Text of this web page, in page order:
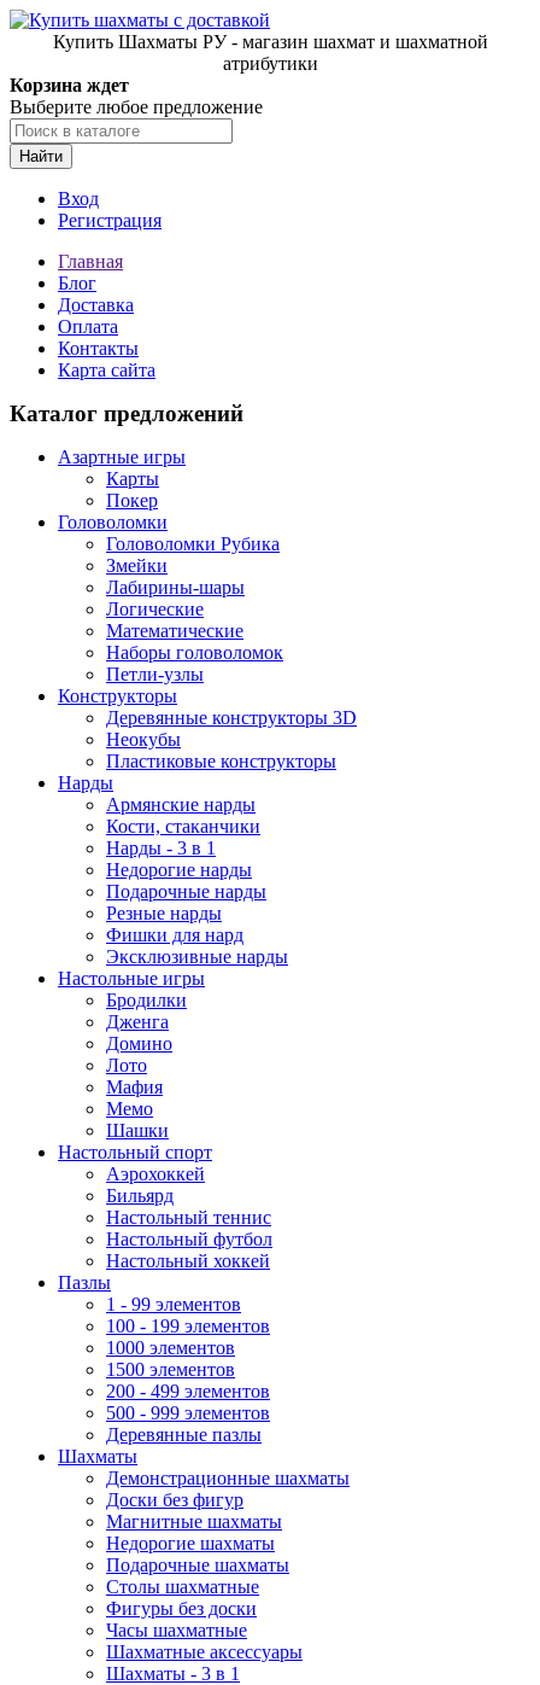
Купить Шахматы РУ - магазин шахмат и шахматной
атрибутики
Корзина ждет
Выберите любое предложение
Найти
Вход
Регистрация
Главная
Блог
Доставка
Оплата
Контакты
Карта сайта
Каталог предложений
Азартные игры
Карты
Покер
Головоломки
Головоломки Рубика
Змейки
Лабирины-шары
Логические
Математические
Наборы головоломок
Петли-узлы
Конструкторы
Деревянные конструкторы 3D
Неокубы
Пластиковые конструкторы
Нарды
Армянские нарды
Кости, стаканчики
Нарды - 3 в 1
Недорогие нарды
Подарочные нарды
Резные нарды
Фишки для нард
Эксклюзивные нарды
Настольные игры
Бродилки
Дженга
Домино
Лото
Мафия
Мемо
Шашки
Настольный спорт
Аэрохоккей
Бильярд
Настольный теннис
Настольный футбол
Настольный хоккей
Пазлы
1 - 99 элементов
100 - 199 элементов
1000 элементов
1500 элементов
200 - 499 элементов
500 - 999 элементов
Деревянные пазлы
Шахматы
Демонстрационные шахматы
Доски без фигур
Магнитные шахматы
Недорогие шахматы
Подарочные шахматы
Столы шахматные
Фигуры без доски
Часы шахматные
Шахматные аксессуары
Шахматы - 3 в 1